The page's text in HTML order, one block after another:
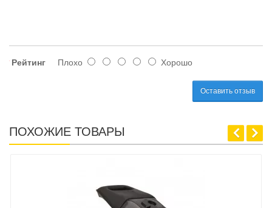
Рейтинг Плохо Хорошо
Оставить отзыв
ПОХОЖИЕ ТОВАРЫ